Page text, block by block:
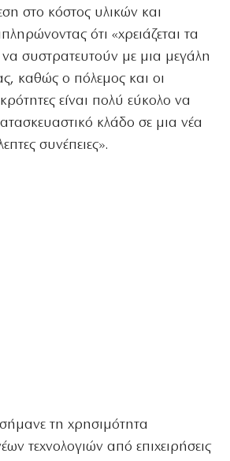
στο κόστος υλικών και
ότι «χρειάζεται τα
συστρατευτούν με μια μεγάλη
καθώς ο πόλεμος και οι
είναι πολύ εύκολο να
κλάδο σε μια νέα
συνέπειες».
τη χρησιμότητα
τεχνολογιών από επιχειρήσεις